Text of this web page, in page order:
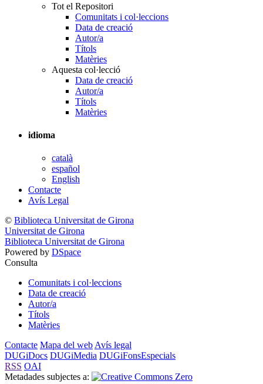
Tot el Repositori
Comunitats i col·leccions
Data de creació
Autor/a
Títols
Matèries
Aquesta col·lecció
Data de creació
Autor/a
Títols
Matèries
idioma
català
español
English
Contacte
Avís Legal
© Biblioteca Universitat de Girona
Universitat de Girona
Biblioteca Universitat de Girona
Powered by DSpace
Consulta
Comunitats i col·leccions
Data de creació
Autor/a
Títols
Matèries
Contacte Mapa del web Avís legal
DUGiDocs DUGiMedia DUGiFonsEspecials
RSS OAI
Metadades subjectes a: